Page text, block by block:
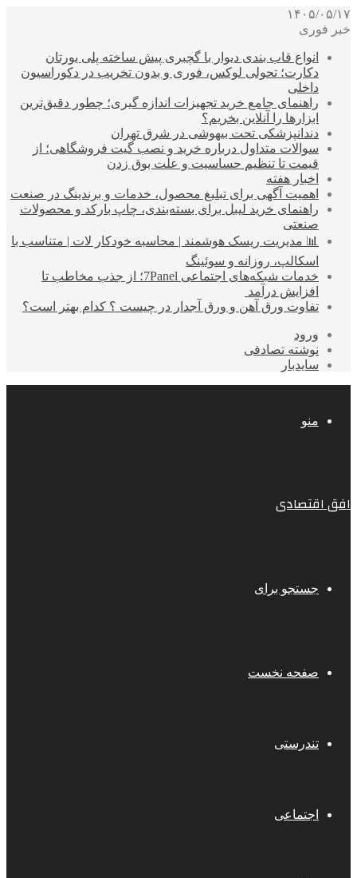
۱۴۰۵/۰۵/۱۷
خبر فوری
انواع قاب بندی دیوار با گچبری پیش ساخته پلی یورتان
دکارت؛ تحولی لوکس، فوری و بدون تخریب در دکوراسیون
داخلی
راهنمای جامع خرید تجهیزات اندازه گیری؛ چطور دقیق‌ترین
ابزارها را آنلاین بخریم؟
دندانپزشکی تحت بیهوشی در شرق تهران
سوالات متداول درباره خرید و نصب گیت فروشگاهی؛ از
قیمت تا تنظیم حساسیت و علت بوق زدن
اخبار هفته
اهمیت آگهی برای تبلیغ محصول، خدمات و برندینگ در صنعت
راهنمای خرید لیبل برای بسته‌بندی، چاپ بارکد و محصولات
صنعتی
📊 مدیریت ریسک هوشمند | محاسبه خودکار لات | متناسب با
اسکالپ، روزانه و سوئینگ
خدمات شبکه‌های اجتماعی 7Panel؛ از جذب مخاطب تا
افزایش درآمد
تفاوت ورق آهن و ورق آجدار در چیست ؟ کدام بهتر است؟
ورود
نوشته تصادفی
سایدبار
منو
افق اقتصادی
جستجو برای
صفحه نخست
تندرستی
اجتماعی